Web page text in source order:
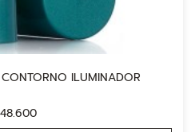
ILUMINADOR